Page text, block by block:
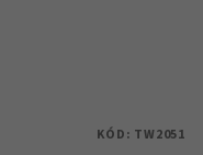
KÓD: TW2051